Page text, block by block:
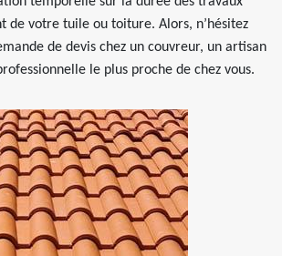
de votre tuile ou toiture. Alors, n’hésitez
de devis chez un couvreur, un artisan
le plus proche de chez vous.